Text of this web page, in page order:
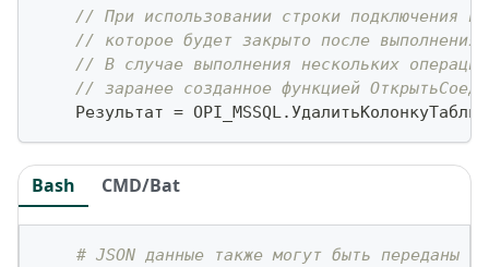
// При использовании строки подключения
// которое будет закрыто после выполнения
// В случае выполнения нескольких
// заранее созданное функцией
    Результат
= OPI_MSSQL.
Bash CMD/Bat
# JSON данные также могут быть переданы